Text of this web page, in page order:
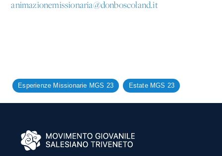
animazionemissionaria@donboscoland.it
Esperienze Missionarie MGS 23 Estate MGS 23